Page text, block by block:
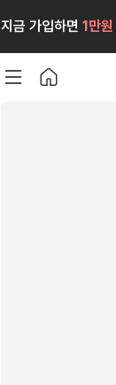
지금 가입하면 1만원